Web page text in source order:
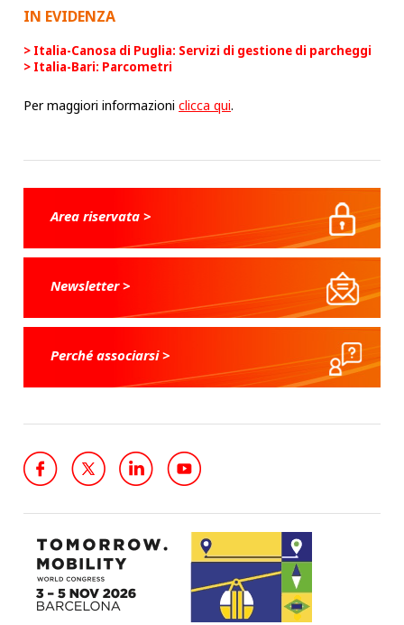
IN EVIDENZA
Italia-Canosa di Puglia: Servizi di gestione di parcheggi
Italia-Bari: Parcometri
Per maggiori informazioniclicca qui.
Area riservata >
Newsletter >
Perché associarsi >